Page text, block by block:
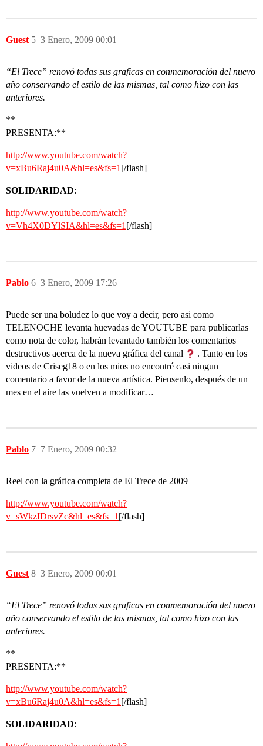
Guest 3 Enero, 2009 00:01
5
“El Trece” renovó todas sus graficas en conmemoración del nuevo
año conservando el estilo de las mismas, tal como hizo con las
anteriores.
**
PRESENTA:**
http://www.youtube.com/watch?
v=xBu6Raj4u0A&hl=es&fs=1 [/flash]
SOLIDARIDAD:
http://www.youtube.com/watch?
v=Vh4X0DYlSIA&hl=es&fs=1 [/flash]
Pablo 3 Enero, 2009 17:26
6
Puede ser una boludez lo que voy a decir, pero asi como
TELENOCHE levanta huevadas de YOUTUBE para publicarlas
como nota de color, habrán levantado también los comentarios
destructivos acerca de la nueva gráfica del canal
. Tanto en los
videos de Criseg18 o en los mios no encontré casi ningun
comentario a favor de la nueva artística. Piensenlo, después de un
mes en el aire las vuelven a modificar…
Pablo 7 Enero, 2009 00:32
7
Reel con la gráfica completa de El Trece de 2009
http://www.youtube.com/watch?
v=sWkzIDrsvZc&hl=es&fs=1 [/flash]
Guest 3 Enero, 2009 00:01
8
“El Trece” renovó todas sus graficas en conmemoración del nuevo
año conservando el estilo de las mismas, tal como hizo con las
anteriores.
**
PRESENTA:**
http://www.youtube.com/watch?
v=xBu6Raj4u0A&hl=es&fs=1 [/flash]
SOLIDARIDAD: